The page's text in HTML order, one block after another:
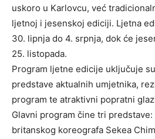
uskoro u Karlovcu, već
ljetnoj i jesenskoj ediciji. Ljetna
30. lipnja do 4. srpnja, dok će
25. listopada.
Program ljetne edicije uključuje
predstave aktualnih umjetnika,
program te atraktivni popratni
Glavni program čine tri
britanskog koreografa Sekea